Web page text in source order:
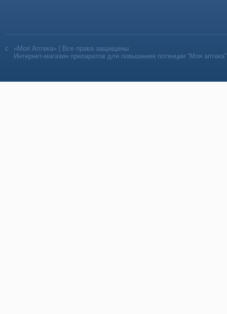
«Моя Аптека» | Все права защищены
Интернет-магазин препаратов для повышения потенции “Моя